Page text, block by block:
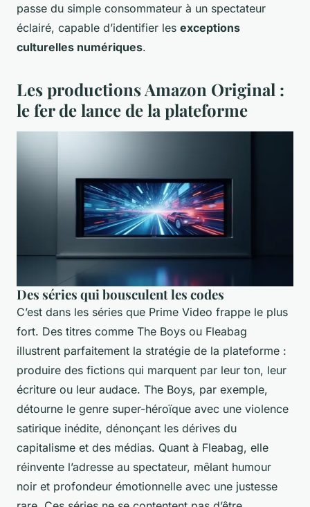
passe du simple consommateur à un spectateur
éclairé, capable d’identifier les exceptions
culturelles numériques.
Les productions Amazon Original :
le fer de lance de la plateforme
Des séries qui bousculent les codes
C’est dans les séries que Prime Video frappe le plus
fort. Des titres comme The Boys ou Fleabag
illustrent parfaitement la stratégie de la plateforme :
produire des fictions qui marquent par leur ton, leur
écriture ou leur audace. The Boys, par exemple,
détourne le genre super-héroïque avec une violence
satirique inédite, dénonçant les dérives du
capitalisme et des médias. Quant à Fleabag, elle
réinvente l’adresse au spectateur, mêlant humour
noir et profondeur émotionnelle avec une justesse